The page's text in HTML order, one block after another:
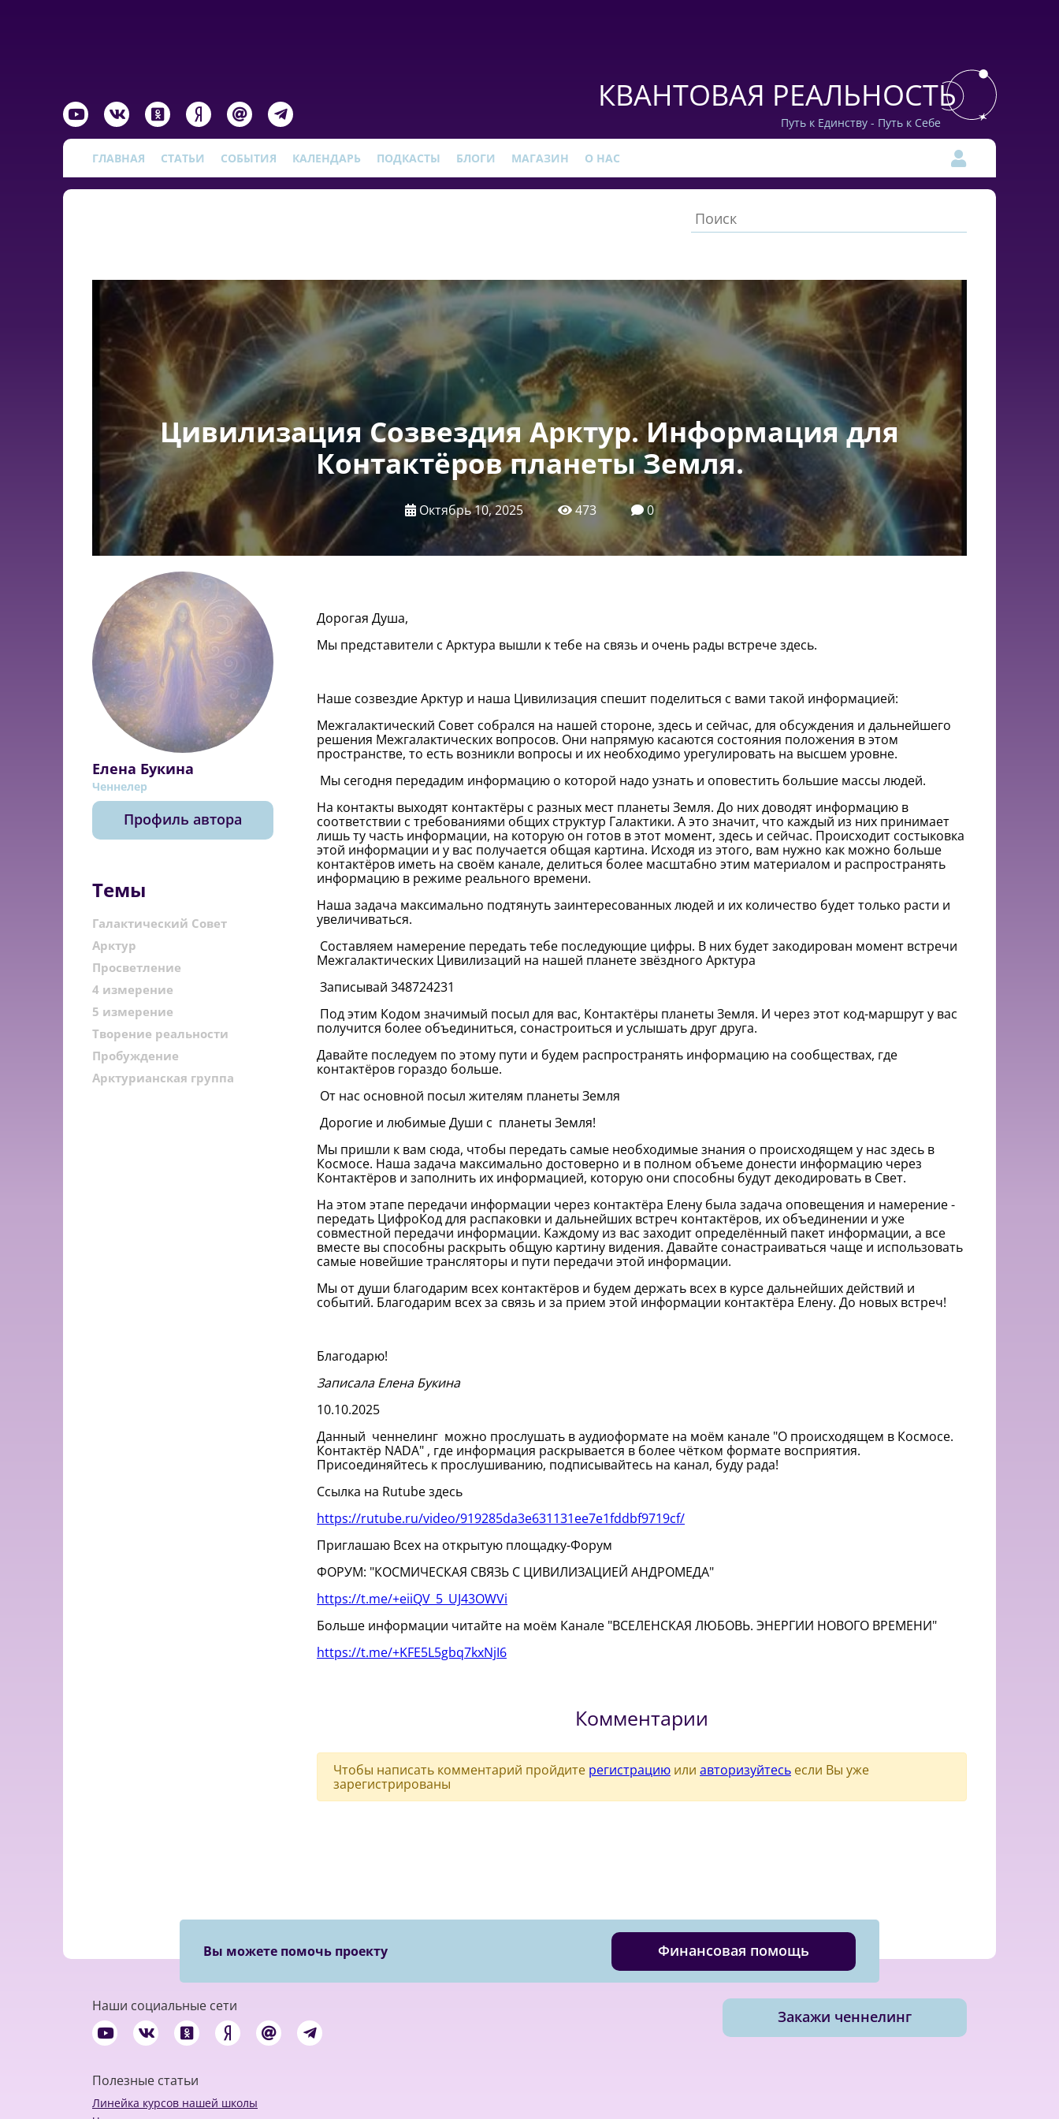
КВАНТОВАЯ РЕАЛЬНОСТЬ
Путь к Единству - Путь к Себе
ГЛАВНАЯ СТАТЬИ СОБЫТИЯ КАЛЕНДАРЬ ПОДКАСТЫ БЛОГИ МАГАЗИН О НАС
Цивилизация Созвездия Арктур. Информация для
Контактёров планеты Земля.
Октябрь 10, 2025 473 0
Елена Букина
Ченнелер
Профиль автора
Темы
Галактический Совет
Арктур
Просветление
4 измерение
5 измерение
Творение реальности
Пробуждение
Арктурианская группа
Дорогая Душа,
Мы представители с Арктура вышли к тебе на связь и очень рады встрече здесь.
Наше созвездие Арктур и наша Цивилизация спешит поделиться с вами такой информацией:
Межгалактический Совет собрался на нашей стороне, здесь и сейчас, для обсуждения и дальнейшего
решения Межгалактических вопросов. Они напрямую касаются состояния положения в этом
пространстве, то есть возникли вопросы и их необходимо урегулировать на высшем уровне.
Мы сегодня передадим информацию о которой надо узнать и оповестить большие массы людей.
На контакты выходят контактёры с разных мест планеты Земля. До них доводят информацию в
соответствии с требованиями общих структур Галактики. А это значит, что каждый из них принимает
лишь ту часть информации, на которую он готов в этот момент, здесь и сейчас. Происходит состыковка
этой информации и у вас получается общая картина. Исходя из этого, вам нужно как можно больше
контактёров иметь на своём канале, делиться более масштабно этим материалом и распространять
информацию в режиме реального времени.
Наша задача максимально подтянуть заинтересованных людей и их количество будет только расти и
увеличиваться.
Составляем намерение передать тебе последующие цифры. В них будет закодирован момент встречи
Межгалактических Цивилизаций на нашей планете звёздного Арктура
Записывай 348724231
Под этим Кодом значимый посыл для вас, Контактёры планеты Земля. И через этот код-маршрут у вас
получится более объединиться, сонастроиться и услышать друг друга.
Давайте последуем по этому пути и будем распространять информацию на сообществах, где
контактёров гораздо больше.
От нас основной посыл жителям планеты Земля
Дорогие и любимые Души с планеты Земля!
Мы пришли к вам сюда, чтобы передать самые необходимые знания о происходящем у нас здесь в
Космосе. Наша задача максимально достоверно и в полном объеме донести информацию через
Контактёров и заполнить их информацией, которую они способны будут декодировать в Свет.
На этом этапе передачи информации через контактёра Елену была задача оповещения и намерение -
передать ЦифроКод для распаковки и дальнейших встреч контактёров, их объединении и уже
совместной передачи информации. Каждому из вас заходит определённый пакет информации, а все
вместе вы способны раскрыть общую картину видения. Давайте сонастраиваться чаще и использовать
самые новейшие трансляторы и пути передачи этой информации.
Мы от души благодарим всех контактёров и будем держать всех в курсе дальнейших действий и
событий. Благодарим всех за связь и за прием этой информации контактёра Елену. До новых встреч!
Благодарю!
Записала Елена Букина
10.10.2025
Данный ченнелинг можно прослушать в аудиоформате на моём канале "О происходящем в Космосе.
Контактёр NADA" , где информация раскрывается в более чётком формате восприятия.
Присоединяйтесь к прослушиванию, подписывайтесь на канал, буду рада!
Ссылка на Rutube здесь
https://rutube.ru/video/919285da3e631131ee7e1fddbf9719cf/
Приглашаю Всех на открытую площадку-Форум
ФОРУМ: "КОСМИЧЕСКАЯ СВЯЗЬ С ЦИВИЛИЗАЦИЕЙ АНДРОМЕДА"
https://t.me/+eiiQV_5_UJ43OWVi
Больше информации читайте на моём Канале "ВСЕЛЕНСКАЯ ЛЮБОВЬ. ЭНЕРГИИ НОВОГО ВРЕМЕНИ"
https://t.me/+KFE5L5gbq7kxNjI6
Комментарии
Чтобы написать комментарий пройдите регистрацию или авторизуйтесь если Вы уже
зарегистрированы
Вы можете помочь проекту Финансовая помощь
Наши социальные сети
Полезные статьи
Линейка курсов нашей школы
Закажи ченнелинг